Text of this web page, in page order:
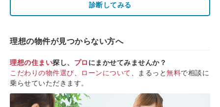
診断してみる
理想の物件が見つからない方へ
理想の住まい探し、 プロ にまかせてみませんか？
こだわりの物件選び
ローンについて 、まるっと無料で相談に
乗らせていただきます。